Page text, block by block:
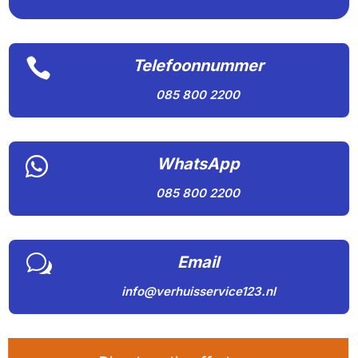
 Telefoonnummer
085 800 2200
 WhatsApp
085 800 2200
w Email
info@verhuisservice123.nl